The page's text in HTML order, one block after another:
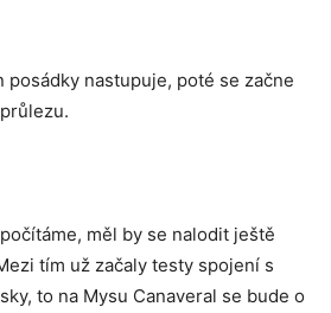
posádky nastupuje, poté se začne
měl by se nalodit ještě
tím už začaly testy spojení s
to na Mysu Canaveral se bude o